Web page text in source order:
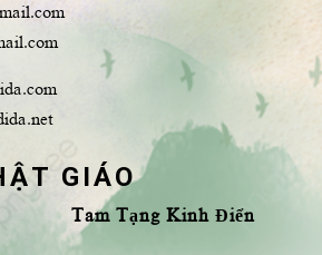
GIÁO
Tam Tạng Kinh Điển